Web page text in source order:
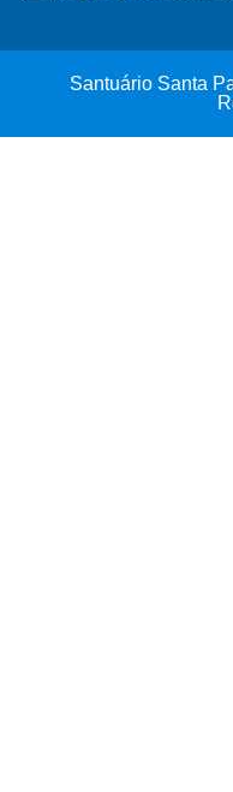
Santuário Santa